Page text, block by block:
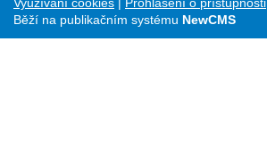
Běží na publikačním systému NewCMS